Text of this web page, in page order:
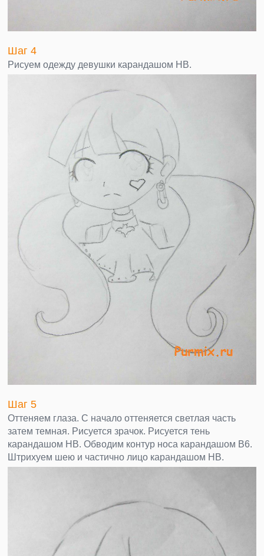
Шаг 4
Рисуем одежду девушки карандашом НВ.
Шаг 5
Оттеняем глаза. С начало оттеняется светлая часть
затем темная. Рисуется зрачок. Рисуется тень
карандашом НВ. Обводим контур носа карандашом В6.
Штрихуем шею и частично лицо карандашом НВ.